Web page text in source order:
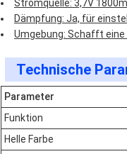
Stromquelle: 3,7V
Dämpfung: Ja, für
Umgebung: Schafft
Technische
Parameter
Funktion
Helle Farbe